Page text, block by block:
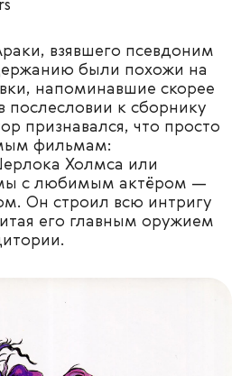
взявшего псевдоним
были похожи на
напоминавшие скорее
послесловии к сборнику
признавался, что просто
фильмам:
Холмса или
с любимым актёром —
Он строил всю интригу
его главным оружием